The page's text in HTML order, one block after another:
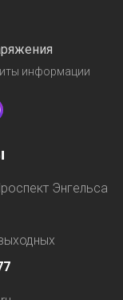
информации
Энгельса